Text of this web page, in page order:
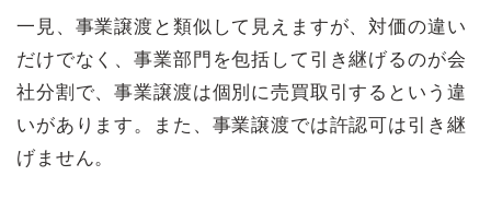
一見、事業譲渡と類似して見えますが、対価の違い
だけでなく、事業部門を包括して引き継げるのが会
社分割で、事業譲渡は個別に売買取引するという違
いがあります。また、事業譲渡では許認可は引き継
げません。